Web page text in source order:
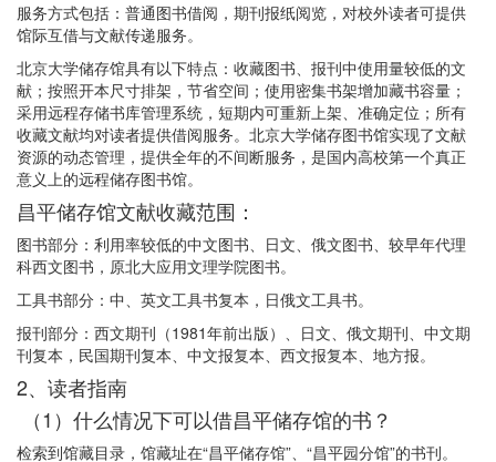
服务方式包括：普通图书借阅，期刊报纸阅览，对校外读者可提供
馆际互借与文献传递服务。
北京大学储存馆具有以下特点：收藏图书、报刊中使用量较低的文
献；按照开本尺寸排架，节省空间；使用密集书架增加藏书容量；
采用远程存储书库管理系统，短期内可重新上架、准确定位；所有
收藏文献均对读者提供借阅服务。北京大学储存图书馆实现了文献
资源的动态管理，提供全年的不间断服务，是国内高校第一个真正
意义上的远程储存图书馆。
昌平储存馆文献收藏范围：
图书部分：利用率较低的中文图书、日文、俄文图书、较早年代理
科西文图书，原北大应用文理学院图书。
工具书部分：中、英文工具书复本，日俄文工具书。
报刊部分：西文期刊（1981年前出版）、日文、俄文期刊、中文期
刊复本，民国期刊复本、中文报复本、西文报复本、地方报。
2、读者指南
（1）什么情况下可以借昌平储存馆的书？
检索到馆藏目录，馆藏址在“昌平储存馆”、“昌平园分馆”的书刊。